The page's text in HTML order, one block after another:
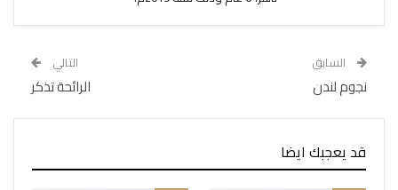
السابق
نجوم لندن
التالي
الرائحة تذكر
قد يعجبك ايضا